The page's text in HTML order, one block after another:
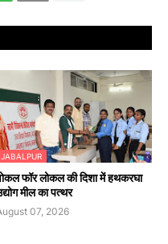
JABALPUR
फॉर लोकल की दिशा में हथकरघा
मील का पत्थर
07, 2026